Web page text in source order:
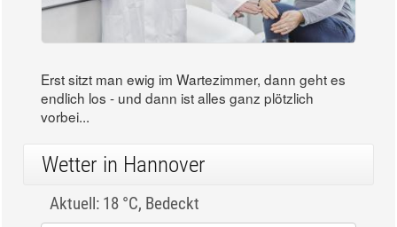
Erst sitzt man ewig im Wartezimmer, dann geht es
endlich los - und dann ist alles ganz plötzlich
vorbei...
Wetter in Hannover
Aktuell: 18 °C, Bedeckt